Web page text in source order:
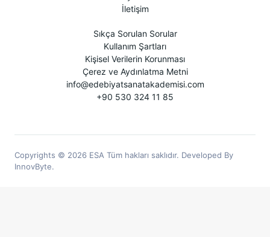
İletişim
Sıkça Sorulan Sorular
Kullanım Şartları
Kişisel Verilerin Korunması
Çerez ve Aydınlatma Metni
info@edebiyatsanatakademisi.com
+90 530 324 11 85
Copyrights © 2026 ESA Tüm hakları saklıdır. Developed By
InnovByte.